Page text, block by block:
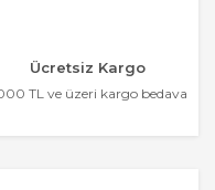
Ücretsiz Kargo
TL ve üzeri kargo bedava